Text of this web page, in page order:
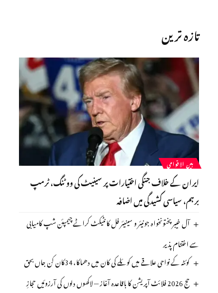
تازہ ترین
بین الاقوامی
ایران کے خلاف جنگی اختیارات پر سینیٹ کی ووٹنگ، ٹرمپ
برہم، سیاسی کشیدگی میں اضافہ
آل خیبر پختونخواہ جونیئر و سینیئر فل کانٹیکٹ کراٹے چیمپئن شپ کامیابی
سے اختتام پذیر
کوئٹہ کے نواحی علاقے میں کوئلے کی کان میں دھماکا، 34کان کن جاں بحق
حج 2026 فلائٹ آپریشن کا باقاعدہ آغاز — لاکھوں دلوں کی آرزوئیں حجازِ